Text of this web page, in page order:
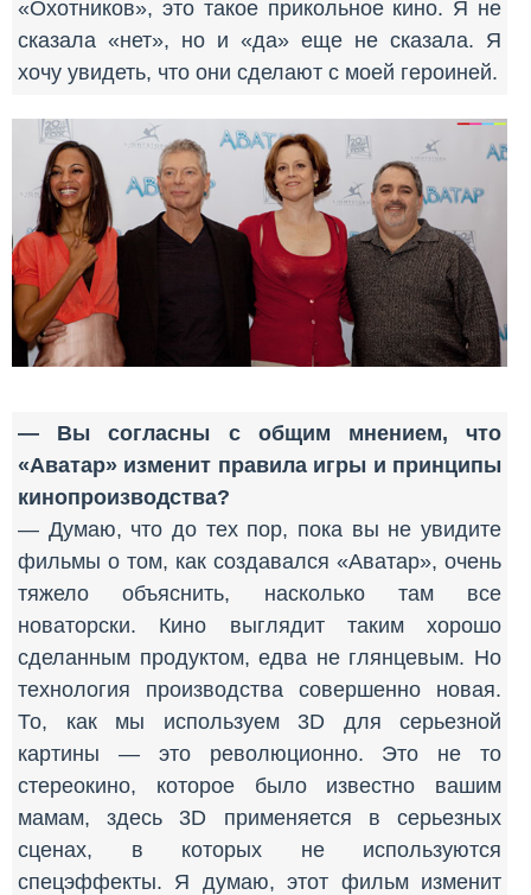
«Охотников», это такое прикольное кино. Я не
сказала «нет», но и «да» еще не сказала. Я
хочу увидеть, что они сделают с моей героиней.
— Вы согласны с общим мнением, что
«Аватар» изменит правила игры и принципы
кинопроизводства?
— Думаю, что до тех пор, пока вы не увидите
фильмы о том, как создавался «Аватар», очень
тяжело объяснить, насколько там все
новаторски. Кино выглядит таким хорошо
сделанным продуктом, едва не глянцевым. Но
технология производства совершенно новая.
То, как мы используем 3D для серьезной
картины — это революционно. Это не то
стереокино, которое было известно вашим
мамам, здесь 3D применяется в серьезных
сценах, в которых не используются
спецэффекты. Я думаю, этот фильм изменит